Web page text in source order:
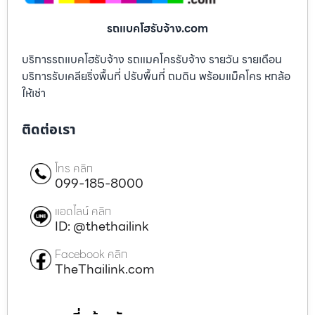
รถแบคโฮรับจ้าง.com
บริการรถแบคโฮรับจ้าง รถแมคโครรับจ้าง รายวัน รายเดือน
บริการรับเคลียริ่งพื้นที่ ปรับพื้นที่ ถมดิน พร้อมแม็คโคร หกล้อ
ให้เช่า
ติดต่อเรา
โทร คลิก
099-185-8000
แอดไลน์ คลิก
ID: @thethailink
Facebook คลิก
TheThailink.com